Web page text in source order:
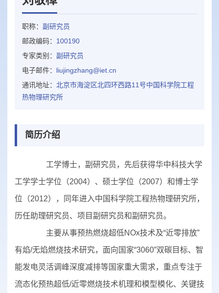
职称： 副研究员
邮政编码： 100190
专家类别： 副研究员
电子邮件： liujingzhang@iet.cn
通讯地址： 北京市海淀区北四环西路11号中国科学院工程
热物理研究所
简历介绍
工学博士，副研究员，先后获得华中科技大学
工学学士学位（2004）、硕士学位（2007）和博士学
位（2012），同年进入中国科学院工程热物理研究所，
历任助理研究员、项目副研究员和副研究员。
主要从事预热燃烧超低NOx技术及“近零排放”
有焰/无焰燃烧技术研究，面向国家“3060”双碳目标、智
能发电灵活调峰深度减排等国家重大需求，重点专注于
流态化预热超低/近零燃烧技术机理和模型模化、关键技